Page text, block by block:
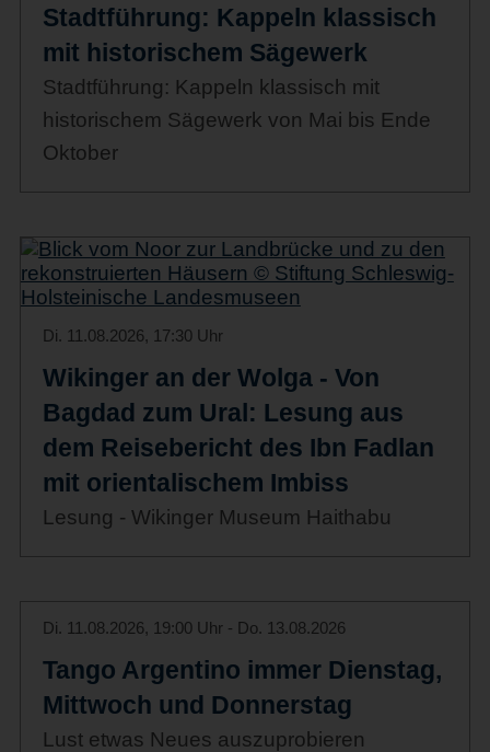
Stadtführung: Kappeln klassisch
mit historischem Sägewerk
Stadtführung: Kappeln klassisch mit
historischem Sägewerk von Mai bis Ende
Oktober
Di. 11.08.2026, 17:30 Uhr
Wikinger an der Wolga - Von
Bagdad zum Ural: Lesung aus
dem Reisebericht des Ibn Fadlan
mit orientalischem Imbiss
Lesung - Wikinger Museum Haithabu
Di. 11.08.2026, 19:00 Uhr - Do. 13.08.2026
Tango Argentino immer Dienstag,
Mittwoch und Donnerstag
Lust etwas Neues auszuprobieren